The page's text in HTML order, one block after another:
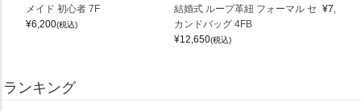
メイド 初心者 7F
¥6,200(税込)
結婚式 ループ革紐 フォーマル セ
カンドバッグ 4FB
¥12,650(税込)
¥7,150
ランキング